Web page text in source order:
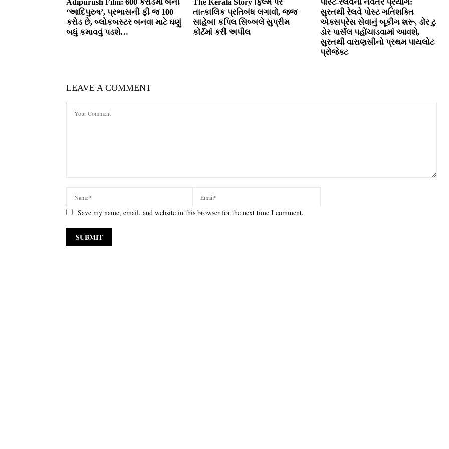
Adipurush Film: 600 કરોડમાં બની
‘આદિપુરુષ’, પ્રભાસની ફી જ 100
કરોડ છે, બ્લોકબસ્ટર બનવા માટે ઘણું
બધું કમાવવું પડશે…
The Kerala Story ફિલ્મ પર
તાત્કાલિક પ્રતિબંધ લગાવો, જજ
સાહેબ! કપિલ સિબ્બલે સુપ્રીમ
કોર્ટમાં કરી અપીલ
પોસ્ટ-રેલવેનો નવતર પ્રયોગ:
સુરતથી રેલવે પોસ્ટ ગતિશક્તિ
એક્સપ્રેસ સેવાનું બૂકીંગ શરૂ, ડોર ટુ
ડોર પાર્સલ પહોંચાડવામાં આવશે,
સુરતથી વારાણસીનો પ્રથમ પાયલોટ
પ્રોજેક્ટ
LEAVE A COMMENT
Save my name, email, and website in this browser for the next time I comment.